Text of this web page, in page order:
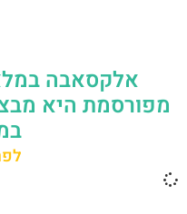
אלקסאבה